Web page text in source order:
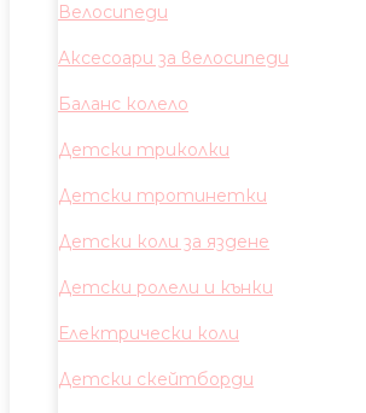
Велосипеди
Аксесоари за велосипеди
Баланс колело
Детски триколки
Детски тротинетки
Детски коли за яздене
Детски ролели и кънки
Електрически коли
Детски скейтборди